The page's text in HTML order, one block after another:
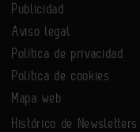
Publicidad
Aviso legal
Política de privacidad
Política de cookies
Mapa web
Histórico de Newsletters